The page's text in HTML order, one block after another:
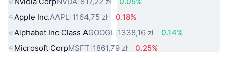
Apple Inc.AAPL 1164,75 zł
0.18%
Alphabet Inc Class AGOOGL 1338,16 zł
0.14%
Microsoft CorpMSFT 1861,79 zł
0.25%